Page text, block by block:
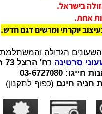
הגדולה והמשתלמת
רח' הרצל 73 רמת גן.
חינם(כפוף לתקנון)